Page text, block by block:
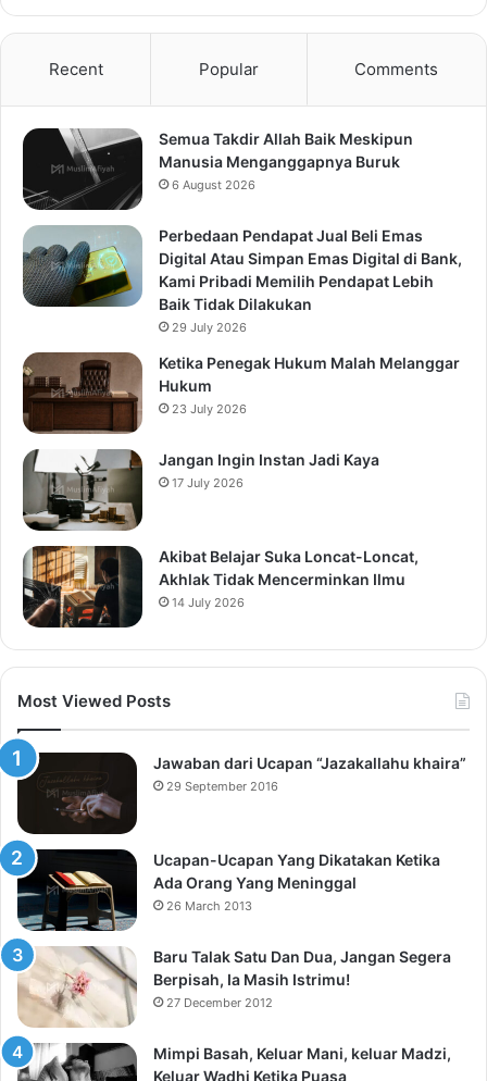
Recent Popular Comments
Semua Takdir Allah Baik Meskipun
Manusia Menganggapnya Buruk
6 August 2026
Perbedaan Pendapat Jual Beli Emas
Digital Atau Simpan Emas Digital di Bank,
Kami Pribadi Memilih Pendapat Lebih
Baik Tidak Dilakukan
29 July 2026
Ketika Penegak Hukum Malah Melanggar
Hukum
23 July 2026
Jangan Ingin Instan Jadi Kaya
17 July 2026
Akibat Belajar Suka Loncat-Loncat,
Akhlak Tidak Mencerminkan Ilmu
14 July 2026
Most Viewed Posts
Jawaban dari Ucapan “Jazakallahu khaira”
29 September 2016
Ucapan-Ucapan Yang Dikatakan Ketika
Ada Orang Yang Meninggal
26 March 2013
Baru Talak Satu Dan Dua, Jangan Segera
Berpisah, Ia Masih Istrimu!
27 December 2012
Mimpi Basah, Keluar Mani, keluar Madzi,
Keluar Wadhi Ketika Puasa